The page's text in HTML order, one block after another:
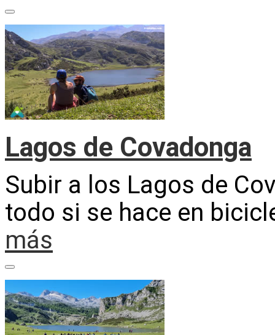
Lagos de Covadonga
Subir a los Lagos de
todo si se hace en
más